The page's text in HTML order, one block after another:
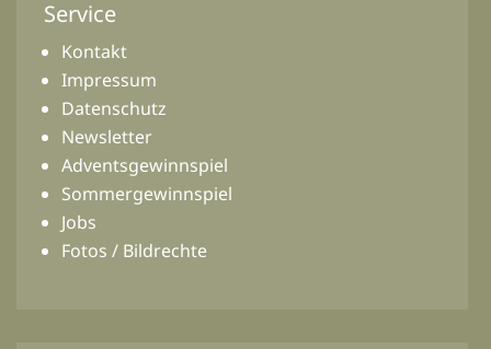
Service
Kontakt
Impressum
Datenschutz
Newsletter
Adventsgewinnspiel
Sommergewinnspiel
Jobs
Fotos / Bildrechte